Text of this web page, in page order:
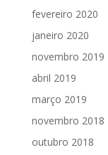
fevereiro 2020
janeiro 2020
novembro 2019
abril 2019
março 2019
novembro 2018
outubro 2018